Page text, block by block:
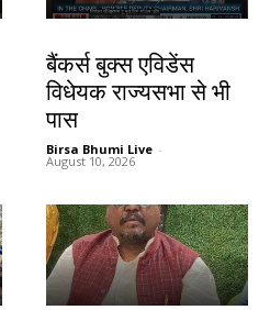
बैंकर्स बुक्स एविडेंस
विधेयक राज्यसभा से भी
पास
Birsa Bhumi Live -
August 10, 2026